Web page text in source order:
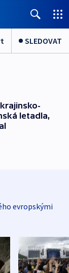
SLEDOVAT
letadla,
evropskými